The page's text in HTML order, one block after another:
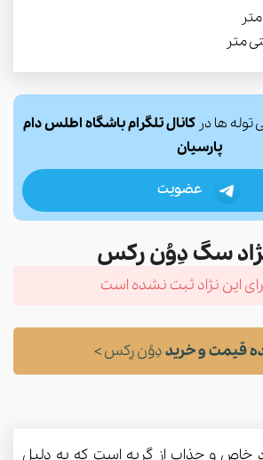
توله ها در کانال تلگرام باشگاه اطلس دام
پارسیان
عضویت
سگ دِوُن رِکس
این نژاد ثبت نشده است
قیمت و خریددِوُن رِکس >
خاص و جذاب از گربه است که به دلیل